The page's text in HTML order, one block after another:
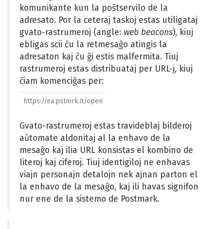
komunikante kun la poŝtservilo de la
adresato. Por la ceteraj taskoj estas utiligataj
gvato-rastrumeroj (angle: web beacons), kiuj
ebligas scii ĉu la retmesaĝo atingis la
adresaton kaj ĉu ĝi estis malfermita. Tiuj
rastrumeroj estas distribuataj per URL-j, kiuj
ĉiam komenciĝas per:
https://ea.pstmrk.it/open
Gvato-rastrumeroj estas travideblaj bilderoj
aŭtomate aldonitaj al la enhavo de la
mesaĝo kaj ilia URL konsistas el kombino de
literoj kaj ciferoj. Tiuj identigiloj ne enhavas
viajn personajn detalojn nek ajnan parton el
la enhavo de la mesaĝo, kaj ili havas signifon
nur ene de la sistemo de Postmark.